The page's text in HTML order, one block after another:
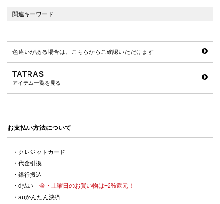
関連キーワード
-
色違いがある場合は、こちらからご確認いただけます
TATRAS
アイテム一覧を見る
お支払い方法について
・クレジットカード
・代金引換
・銀行振込
・d払い 金・土曜日のお買い物は+2%還元！
・auかんたん決済